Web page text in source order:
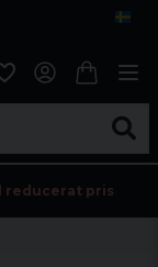
reducerat pris